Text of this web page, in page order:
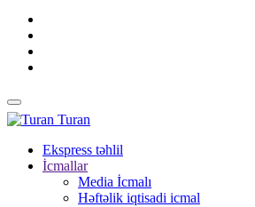
Turan
Ekspress təhlil
İcmallar
Media İcmalı
Həftəlik iqtisadi icmal